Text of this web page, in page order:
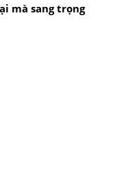
mà sang trọng